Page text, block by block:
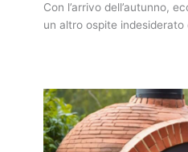
Con l’arrivo dell’autunno,
un altro ospite